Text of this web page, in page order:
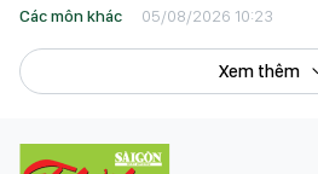
Các môn khác 05/08/2026 10:23
Xem thêm